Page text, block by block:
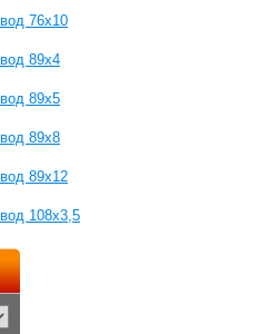
76х10
89х4
89х5
89х8
89х12
108х3,5